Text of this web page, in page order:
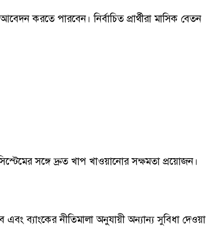
করতে পারবেন। নির্বাচিত প্রার্থীরা মাসিক বেতন
সঙ্গে দ্রুত খাপ খাওয়ানোর সক্ষমতা প্রয়োজন।
ব্যাংকের নীতিমালা অনুযায়ী অন্যান্য সুবিধা দেওয়া